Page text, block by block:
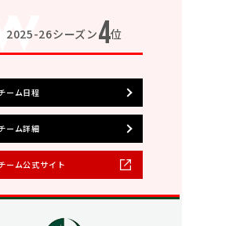
2025-26シーズン4位
ーム日程
ーム詳細
ーム公式サイト